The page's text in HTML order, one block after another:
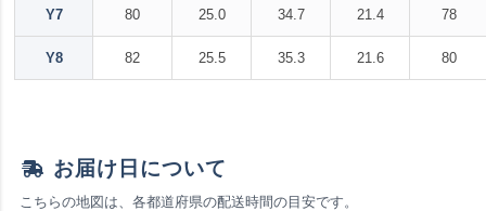
Y7 80 25.0 34.7 21.4 78
Y8 82 25.5 35.3 21.6 80
お届け日について
こちらの地図は、各都道府県の配送時間の目安です。